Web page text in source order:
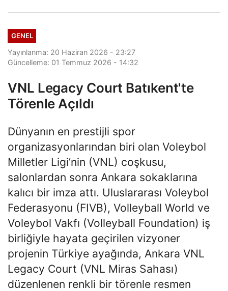
GENEL
Yayınlanma: 20 Haziran 2026 - 23:27
Güncelleme: 01 Temmuz 2026 - 14:32
VNL Legacy Court Batıkent'te
Törenle Açıldı
Dünyanın en prestijli spor
organizasyonlarından biri olan Voleybol
Milletler Ligi’nin (VNL) coşkusu,
salonlardan sonra Ankara sokaklarına
kalıcı bir imza attı. Uluslararası Voleybol
Federasyonu (FIVB), Volleyball World ve
Voleybol Vakfı (Volleyball Foundation) iş
birliğiyle hayata geçirilen vizyoner
projenin Türkiye ayağında, Ankara VNL
Legacy Court (VNL Miras Sahası)
düzenlenen renkli bir törenle resmen